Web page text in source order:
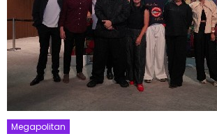
Megapolitan